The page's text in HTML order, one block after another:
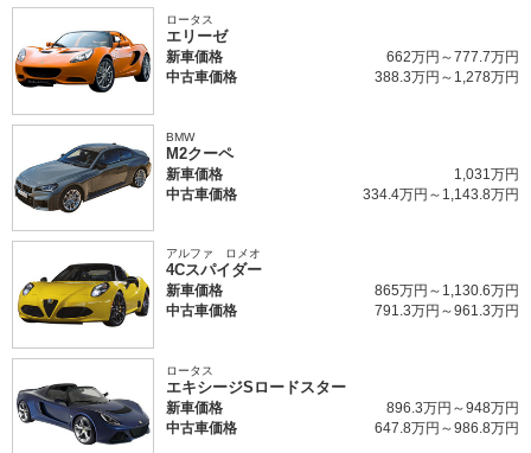
ロータス
エリーゼ
新車価格
662万円～777.7万円
中古車価格
388.3万円～1,278万円
BMW
M2クーペ
新車価格
1,031万円
中古車価格
334.4万円～1,143.8万円
アルファ ロメオ
4Cスパイダー
新車価格
865万円～1,130.6万円
中古車価格
791.3万円～961.3万円
ロータス
エキシージSロードスター
新車価格
896.3万円～948万円
中古車価格
647.8万円～986.8万円